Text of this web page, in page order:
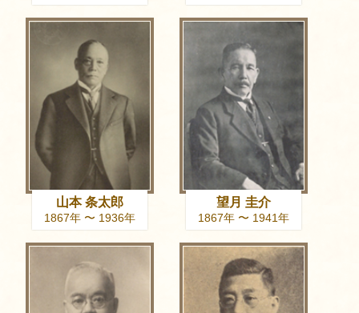
山本 条太郎
1867年 〜 1936年
望月 圭介
1867年 〜 1941年